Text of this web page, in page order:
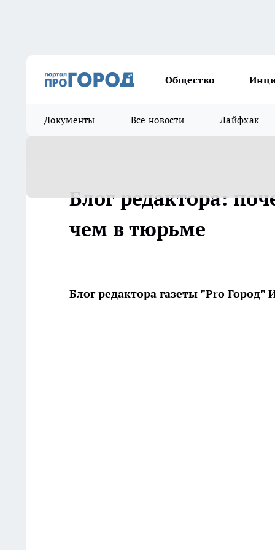
Общество
Документы Все новости Лайфхак
Блог редактора:
чем в тюрьме
Блог редактора газеты "Pro Город"